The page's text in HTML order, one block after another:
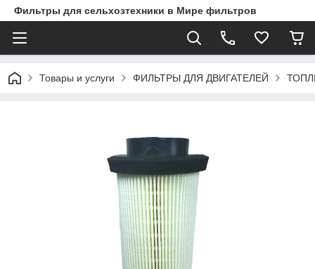
Фильтры для сельхозтехники в Мире фильтров
Товары и услуги ФИЛЬТРЫ ДЛЯ ДВИГАТЕЛЕЙ